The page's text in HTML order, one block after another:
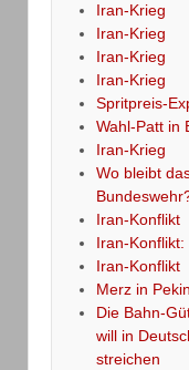
Iran-Krieg
Iran-Krieg
Iran-Krieg
Iran-Krieg
Spritpreis-
Wahl-Patt in
Iran-Krieg
Wo bleibt
Iran-Konflikt
Iran-
Iran-Konflikt
Merz in
Die Bahn-
will in
streichen